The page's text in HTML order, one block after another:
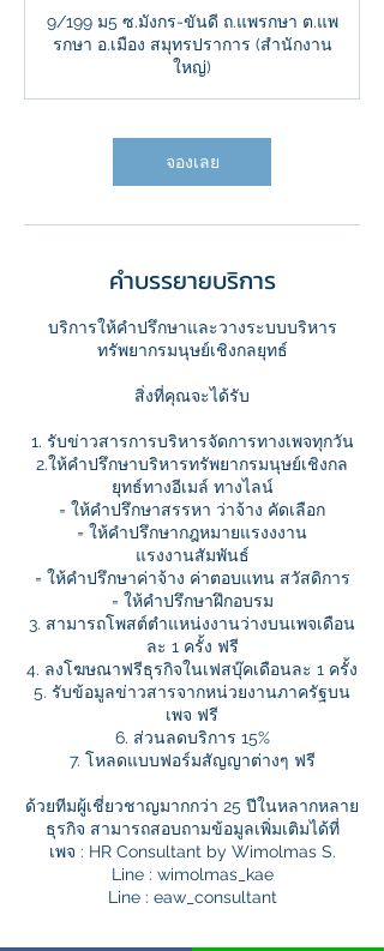
ม
.
9/199 ม5 ซ.มังกร-ขันดี ถ.แพรกษา ต.แพ
รกษา อ.เมือง สมุทรปราการ (สำนักงาน
ใหญ่)
จองเลย
คำบรรยายบริการ
บริการให้คำปรึกษาและวางระบบบริหาร
ทรัพยากรมนุษย์เชิงกลยุทธ์
สิ่งที่คุณจะได้รับ
1. รับข่าวสารการบริหารจัดการทางเพจทุกวัน
2.ให้คำปรึกษาบริหารทรัพยากรมนุษย์เชิงกล
ยุทธ์ทางอีเมล์ ทางไลน์
= ให้คำปรึกษาสรรหา ว่าจ้าง คัดเลือก
= ให้คำปรึกษากฎหมายแรงงงาน
แรงงานสัมพันธ์
= ให้คำปรึกษาค่าจ้าง ค่าตอบแทน สวัสดิการ
= ให้คำปรึกษาฝึกอบรม
3. สามารถโพสต์ตำแหน่งงานว่างบนเพจเดือน
ละ 1 ครั้ง ฟรี
4. ลงโฆษณาฟรีธุรกิจในเฟสบุ๊คเดือนละ 1 ครั้ง
5. รับข้อมูลข่าวสารจากหน่วยงานภาครัฐบน
เพจ ฟรี
6. ส่วนลดบริการ 15%
7. โหลดแบบฟอร์มสัญญาต่างๆ ฟรี
ด้วยทีมผู้เชี่ยวชาญมากกว่า 25 ปีในหลากหลาย
ธุรกิจ สามารถสอบถามข้อมูลเพิ่มเติมได้ที่
เพจ : HR Consultant by Wimolmas S.
Line : wimolmas_kae
Line : eaw_consultant